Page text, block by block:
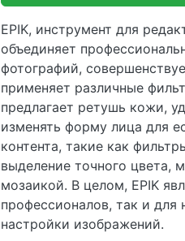
EPIK, инструмент для
объединяет
фотографий,
применяет различные
предлагает ретушь кожи,
изменять форму лица для
контента, такие как
выделение точного цвета,
мозаикой. В целом, EPIK
профессионалов, так и для
настройки изображений.